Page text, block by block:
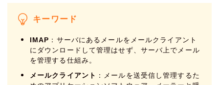
キーワード
IMAP ：サーバにあるメールをメールクライアント
にダウンロードして管理はせず、サーバ上でメール
を管理する仕組み。
メールクライアント ：メールを送受信し管理するた